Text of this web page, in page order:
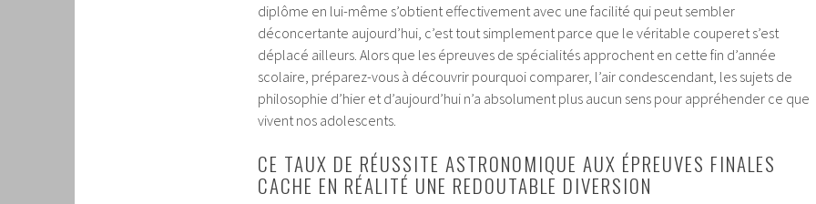
diplôme en lui-même s’obtient effectivement avec une facilité qui peut sembler
déconcertante aujourd’hui, c’est tout simplement parce que le véritable couperet s’est
déplacé ailleurs. Alors que les épreuves de spécialités approchent en cette fin d’année
scolaire, préparez-vous à découvrir pourquoi comparer, l’air condescendant, les sujets de
philosophie d’hier et d’aujourd’hui n’a absolument plus aucun sens pour appréhender ce que
vivent nos adolescents.
CE TAUX DE RÉUSSITE ASTRONOMIQUE AUX ÉPREUVES FINALES
CACHE EN RÉALITÉ UNE REDOUTABLE DIVERSION